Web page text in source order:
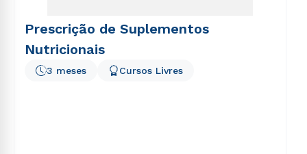
Prescrição de Suplementos
Nutricionais
3 meses Cursos Livres